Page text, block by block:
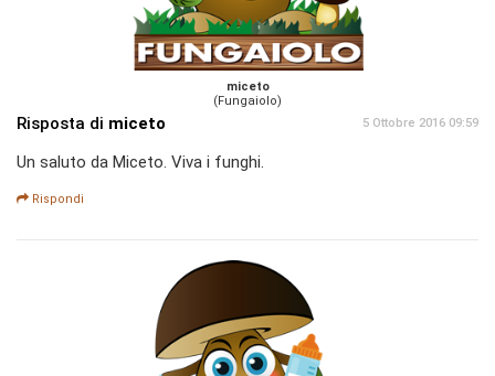
miceto
(Fungaiolo)
Risposta di miceto 5 Ottobre 2016 09:59
Un saluto da Miceto. Viva i funghi.
Rispondi